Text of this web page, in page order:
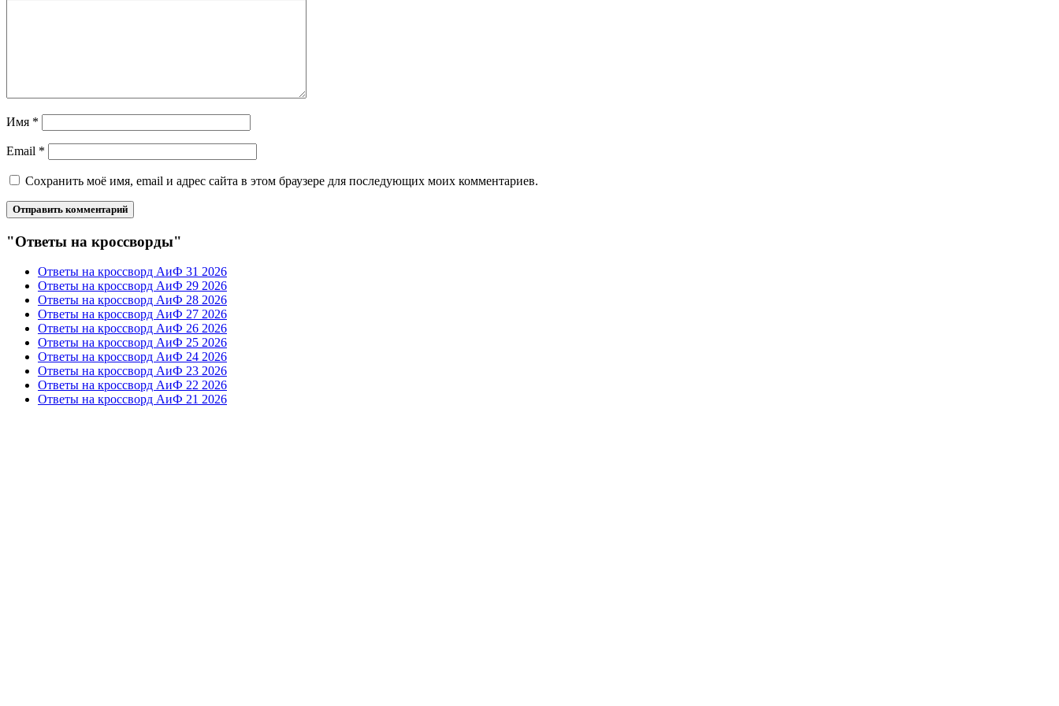
Имя *
Email *
Сохранить моё имя, email и адрес сайта в этом браузере для последующих моих комментариев.
"Ответы на кроссворды"
Ответы на кроссворд АиФ 31 2026
Ответы на кроссворд АиФ 29 2026
Ответы на кроссворд АиФ 28 2026
Ответы на кроссворд АиФ 27 2026
Ответы на кроссворд АиФ 26 2026
Ответы на кроссворд АиФ 25 2026
Ответы на кроссворд АиФ 24 2026
Ответы на кроссворд АиФ 23 2026
Ответы на кроссворд АиФ 22 2026
Ответы на кроссворд АиФ 21 2026